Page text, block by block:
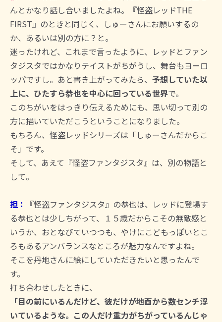
んとかなり話し合いましたよね。『怪盗レッドTHE
FIRST』のときと同じく、しゅーさんにお願いするの
か、あるいは別の方に？と。
迷ったけれど、これまで言ったように、レッドとファン
タジスタではかなりテイストがちがうし、舞台もヨーロ
ッパですし。あと書き上がってみたら、 予想していた以
上に、ひたすら恭也を中心に回っている世界で。
このちがいをはっきり伝えるためにも、思い切って別の
方に描いていただこうということになりました。
もちろん、怪盗レッドシリーズは「しゅーさんだからこ
そ」です。
そして、あえて『怪盗ファンタジスタ』は、別の物語と
して。
担：
『怪盗ファンタジスタ』の恭也は、レッドに登場す
る恭也とは少しちがって、１５歳だからこその無敵感と
いうか、おとなびていつつも、やけにこどもっぽいとこ
ろもあるアンバランスなところが魅力なんですよね。
そこを丹地さんに絵にしていただきたいと思ったんで
す。
打ち合わせしたときに、
「目の前にいるんだけど、彼だけが地面から数センチ浮
いているような。この人だけ重力がちがっているんじゃ